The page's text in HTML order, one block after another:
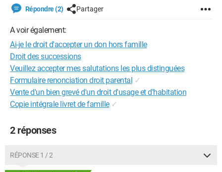
Répondre (2) Partager
A voir également:
Ai-je le droit d'accepter un don hors famille
Droit des successions
Veuillez accepter mes salutations les plus distinguées
Formulaire renonciation droit parental ✓
Vente d'un bien grevé d'un droit d'usage et d'habitation
Copie intégrale livret de famille ✓
2 réponses
RÉPONSE 1 / 2